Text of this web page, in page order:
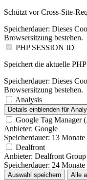
Schützt vor Cross-Site-
Speicherdauer: Dieses
Browsersitzung bestehen.
PHP SESSION ID
Speichert die aktuelle
Speicherdauer: Dieses
Browsersitzung bestehen.
Analysis
Details einblenden für
Google Tag Manager
Anbieter: Google
Speicherdauer: 13 Monate
Dealfront
Anbieter: Dealfront
Speicherdauer: 24 Monate
Auswahl speichern Alle